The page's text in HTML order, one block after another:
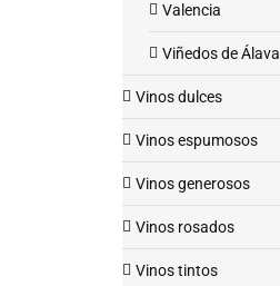
Valencia
Viñedos de Álava
Vinos dulces
Vinos espumosos
Vinos generosos
Vinos rosados
Vinos tintos